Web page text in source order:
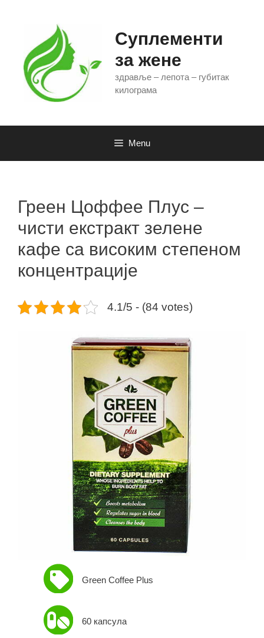
Суплементи
за жене
здравље – лепота – губитак
килограма
Menu
Греен Цоффее Плус –
чисти екстракт зелене
кафе са високим степеном
концентрације
4.1/5 - (84 votes)
Green Coffee Plus
60 капсула